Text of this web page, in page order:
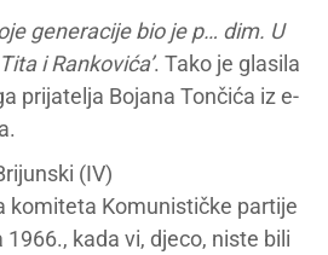
generacije bio je p… dim. U
i Rankovića’. Tako je glasila
prijatelja Bojana Tončića iz e-
(IV)
komiteta Komunističke partije
kada vi, djeco, niste bili